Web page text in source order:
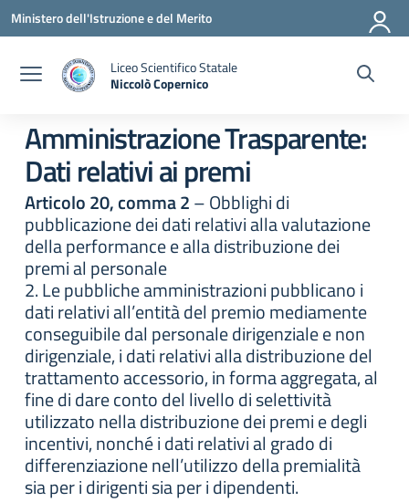
Vai ai contenuti
Vai al menu di navigazione
Vai al footer
Ministero dell'Istruzione e del Merito
Liceo Scientifico Statale
Niccolò Copernico
Amministrazione Trasparente:
Dati relativi ai premi
Articolo 20, comma 2– Obblighi di
pubblicazione dei dati relativi alla valutazione
della performance e alla distribuzione dei
premi al personale
2. Le pubbliche amministrazioni pubblicano i
dati relativi all’entità del premio mediamente
conseguibile dal personale dirigenziale e non
dirigenziale, i dati relativi alla distribuzione del
trattamento accessorio, in forma aggregata, al
fine di dare conto del livello di selettività
utilizzato nella distribuzione dei premi e degli
incentivi, nonché i dati relativi al grado di
differenziazione nell’utilizzo della premialità
sia per i dirigenti sia per i dipendenti.